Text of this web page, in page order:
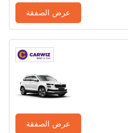
عرض الصفقة
عرض الصفقة